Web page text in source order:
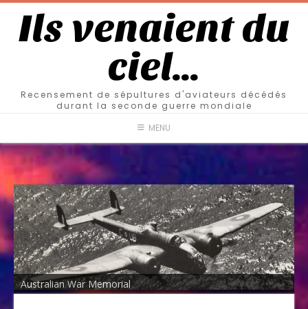
Ils venaient du
ciel…
Recensement de sépultures d'aviateurs décédés
durant la seconde guerre mondiale
MENU
Australian War Memorial